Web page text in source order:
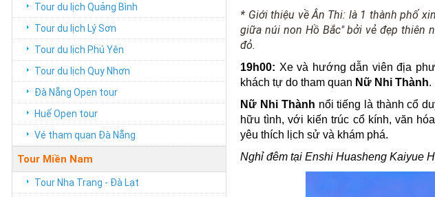
Tour du lịch Quảng Bình
Tour du lịch Lý Sơn
Tour du lịch Phú Yên
Tour du lịch Quy Nhơn
Đà Nẵng Open tour
Huế Open tour
Vé tham quan Đà Nẵng
Tour Miền Nam
Tour Nha Trang - Đà Lạt
* Giới thiệu về Ân Thi: là 1 thành phố
giữa núi non Hồ Bắc"bởi vẻ đẹp thiên
đỏ.
19h00: Xe và hướng dẫn viên địa
khách tự do tham quan Nữ Nhi Thành.
Nữ Nhi Thành nổi tiếng là thành cổ
hữu tình, với kiến trúc cổ kính, văn
yêu thích lịch sử và khám phá.
Nghỉ đêm tại Enshi Huasheng Kaiyue